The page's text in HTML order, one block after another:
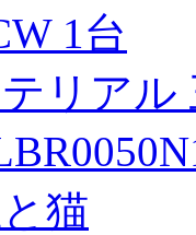
1台
リアル
猫